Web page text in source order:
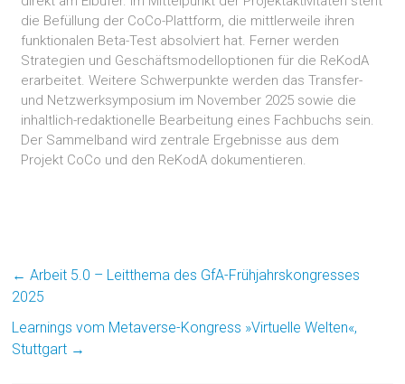
die Befüllung der CoCo-Plattform, die mittlerweile ihren
funktionalen Beta-Test absolviert hat. Ferner werden
Strategien und Geschäftsmodelloptionen für die ReKodA
erarbeitet. Weitere Schwerpunkte werden das Transfer-
und Netzwerksymposium im November 2025 sowie die
inhaltlich-redaktionelle Bearbeitung eines Fachbuchs sein.
Der Sammelband wird zentrale Ergebnisse aus dem
Projekt CoCo und den ReKodA dokumentieren.
← Arbeit 5.0 – Leitthema des GfA-Frühjahrskongresses
2025
Learnings vom Metaverse-Kongress »Virtuelle Welten«,
Stuttgart →